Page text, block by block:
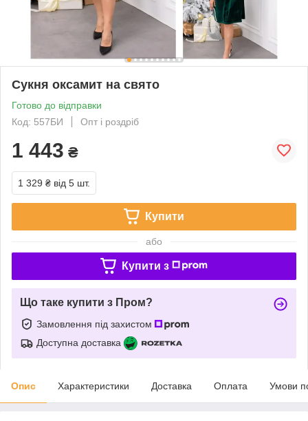
Сукня оксамит на свято
Готово до відправки
Код: 557БИ
Опт і роздріб
1 443 ₴
1 329 ₴ від 5 шт.
Купити
або
Купити з
Що таке купити з Пром?
Замовлення під захистом
Доступна доставка
Опис Характеристики Доставка Оплата Умови